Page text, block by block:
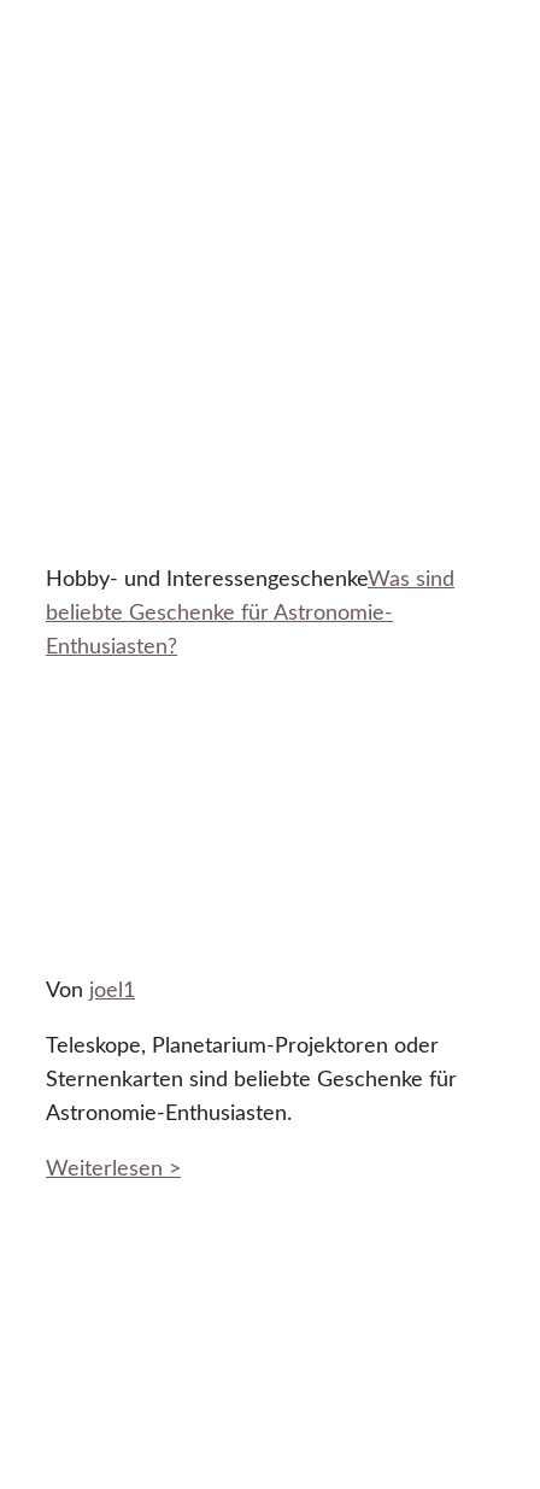
Hobby- und InteressengeschenkeWas sind
beliebte Geschenke für Astronomie-
Enthusiasten?
Von joel1
Teleskope, Planetarium-Projektoren oder
Sternenkarten sind beliebte Geschenke für
Astronomie-Enthusiasten.
Weiterlesen >